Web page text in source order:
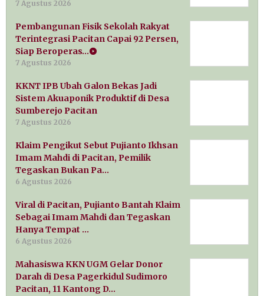
7 Agustus 2026
Pembangunan Fisik Sekolah Rakyat
Terintegrasi Pacitan Capai 92 Persen,
Siap Beroperas…
7 Agustus 2026
KKNT IPB Ubah Galon Bekas Jadi
Sistem Akuaponik Produktif di Desa
Sumberejo Pacitan
7 Agustus 2026
Klaim Pengikut Sebut Pujianto Ikhsan
Imam Mahdi di Pacitan, Pemilik
Tegaskan Bukan Pa…
6 Agustus 2026
Viral di Pacitan, Pujianto Bantah Klaim
Sebagai Imam Mahdi dan Tegaskan
Hanya Tempat …
6 Agustus 2026
Mahasiswa KKN UGM Gelar Donor
Darah di Desa Pagerkidul Sudimoro
Pacitan, 11 Kantong D…